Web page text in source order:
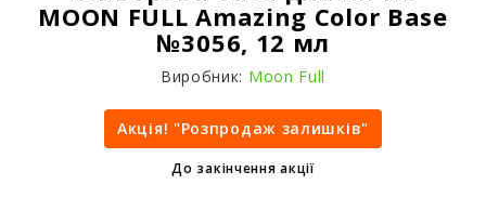
MOON FULL Amazing Color Base
№3056, 12 мл
Виробник: Moon Full
Акція! "Розпродаж залишків"
До закінчення акції